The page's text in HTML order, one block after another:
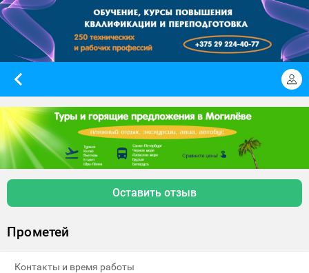
Оставить отзыв
Прометей
Контакты и время работы